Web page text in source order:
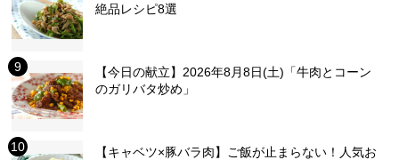
絶品レシピ8選
【今日の献立】2026年8月8日(土)「牛肉とコーン
のガリバタ炒め」
【キャベツ×豚バラ肉】ご飯が止まらない！人気お